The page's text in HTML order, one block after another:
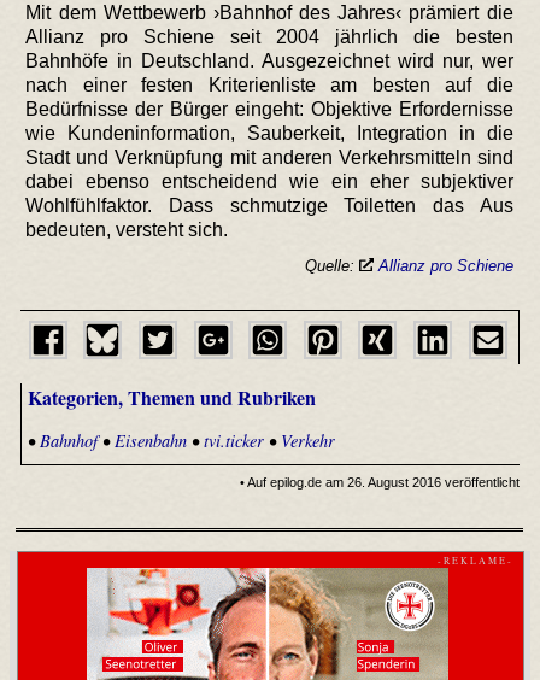
Mit dem Wettbewerb ›Bahnhof des Jahres‹ prämiert die
Allianz pro Schiene seit 2004 jährlich die besten
Bahnhöfe in Deutschland. Ausgezeichnet wird nur, wer
nach einer festen Kriterienliste am besten auf die
Bedürfnisse der Bürger eingeht: Objektive Erfordernisse
wie Kundeninformation, Sauberkeit, Integration in die
Stadt und Verknüpfung mit anderen Verkehrsmitteln sind
dabei ebenso entscheidend wie ein eher subjektiver
Wohlfühlfaktor. Dass schmutzige Toiletten das Aus
bedeuten, versteht sich.
Quelle: Allianz pro Schiene
Kategorien, Themen und Rubriken
•Bahnhof•Eisenbahn•tvi.ticker• Verkehr
• Auf epilog.de am 26. August 2016 veröffentlicht
- R E K L A M E -